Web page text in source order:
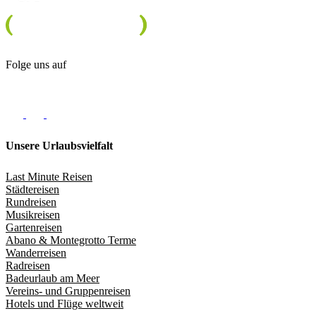
Folge uns auf
Unsere Urlaubsvielfalt
Last Minute Reisen
Städtereisen
Rundreisen
Musikreisen
Gartenreisen
Abano & Montegrotto Terme
Wanderreisen
Radreisen
Badeurlaub am Meer
Vereins- und Gruppenreisen
Hotels und Flüge weltweit